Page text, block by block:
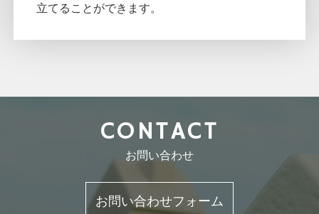
立てることができます。
CONTACT
お問い合わせ
お問い合わせフォーム